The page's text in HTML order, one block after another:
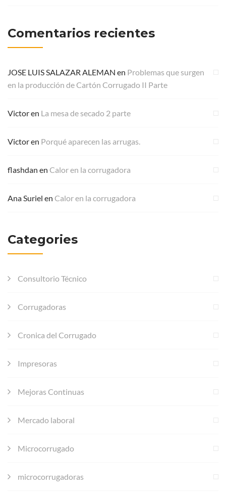
Comentarios recientes
JOSE LUIS SALAZAR ALEMAN en Problemas que surgen
en la producción de Cartón Corrugado II Parte
Victoren La mesa de secado 2 parte
Victoren Porqué aparecen las arrugas.
flashdan en Calor en la corrugadora
Ana Suriel en Calor en la corrugadora
Categories
Consultorio Técnico
Corrugadoras
Cronica del Corrugado
Impresoras
Mejoras Continuas
Mercado laboral
Microcorrugado
microcorrugadoras